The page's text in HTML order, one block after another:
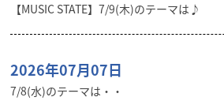
【MUSIC STATE】7/9(木)のテーマは♪
2026年07月07日
7/8(水)のテーマは・・